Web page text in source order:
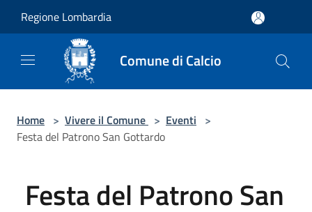
Regione Lombardia
Comune di Calcio
Home > Vivere il Comune > Eventi >
Festa del Patrono San Gottardo
Festa del Patrono San